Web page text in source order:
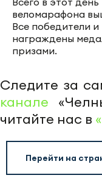
веломарафона
Все победители
награждены
призами.
Следите за
канале
читайте нас в
Перейти на